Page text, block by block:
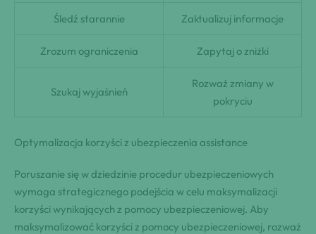
Śledź starannie Zaktualizuj informacje
Zrozum ograniczenia Zapytaj o zniżki
Szukaj wyjaśnień
Rozważ zmiany w
pokryciu
Optymalizacja korzyści z ubezpieczenia assistance
Poruszanie się w dziedzinie procedur ubezpieczeniowych
wymaga strategicznego podejścia w celu maksymalizacji
korzyści wynikających z pomocy ubezpieczeniowej. Aby
maksymalizować korzyści z pomocy ubezpieczeniowej, rozważ